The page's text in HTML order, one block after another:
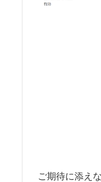
ご期待に添え